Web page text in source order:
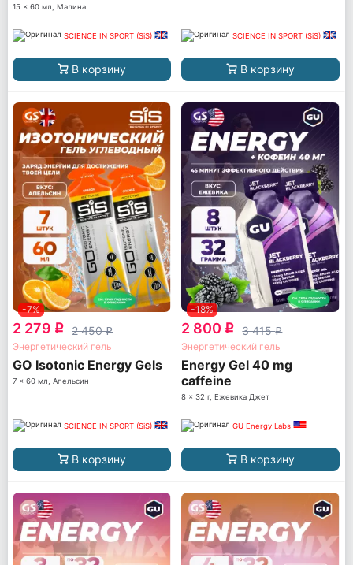
15 x 60 мл, Малина
SCIENCE IN SPORT (SiS)
В корзину
SCIENCE IN SPORT (SiS)
В корзину
-7%
2 279 q 2 450q
Энергетический гель
GO Isotonic Energy Gels
7 x 60 мл, Апельсин
SCIENCE IN SPORT (SiS)
В корзину
-18%
2 800 q 3 415q
Энергетический гель
Energy Gel 40 mg
caffeine
8 x 32 г, Ежевика Джет
GU Energy Labs
В корзину